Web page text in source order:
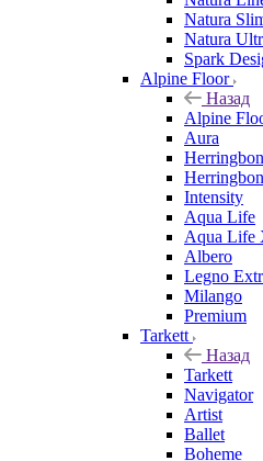
Natura
Natura
Spark
Alpine Floor
Назад
Alpine
Aura
Intensity
Aqua Life
Aqua Life
Albero
Legno
Milango
Premium
Tarkett
Назад
Tarkett
Navigator
Artist
Ballet
Boheme